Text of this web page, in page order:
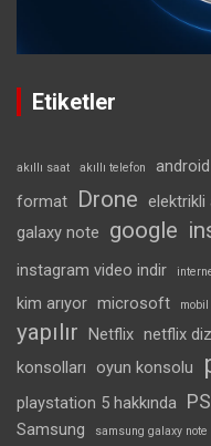
Etiketler
akıllı saat akıllı telefon android
format
Drone elektrikli
galaxy note google
instagram video indir
kim arıyor microsoft
yapılır Netflix netflix
konsolları
oyun konsolu
playstation 5 hakkında
Samsung samsung galaxy note